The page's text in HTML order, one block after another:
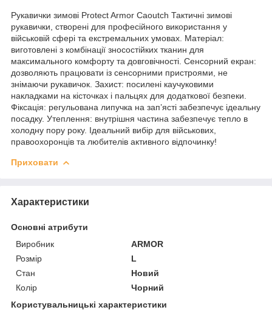
Рукавички зимові Protect Armor Caoutch Тактичні зимові
рукавички, створені для професійного використання у
військовій сфері та екстремальних умовах. Матеріал:
виготовлені з комбінації зносостійких тканин для
максимального комфорту та довговічності. Сенсорний екран:
дозволяють працювати із сенсорними пристроями, не
знімаючи рукавичок. Захист: посилені каучуковими
накладками на кісточках і пальцях для додаткової безпеки.
Фіксація: регульована липучка на зап’ясті забезпечує ідеальну
посадку. Утеплення: внутрішня частина забезпечує тепло в
холодну пору року. Ідеальний вибір для військових,
правоохоронців та любителів активного відпочинку!
Приховати
Характеристики
Основні атрибути
Виробник
ARMOR
Розмір
L
Стан
Новий
Колір
Чорний
Користувальницькі характеристики